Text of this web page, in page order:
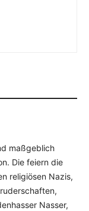
maßgeblich
Die feiern die
religiösen Nazis,
Nasser,